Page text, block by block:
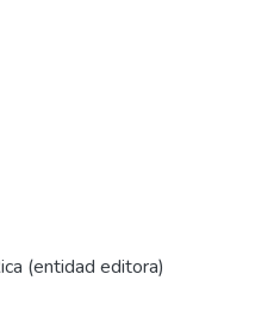
(entidad editora)